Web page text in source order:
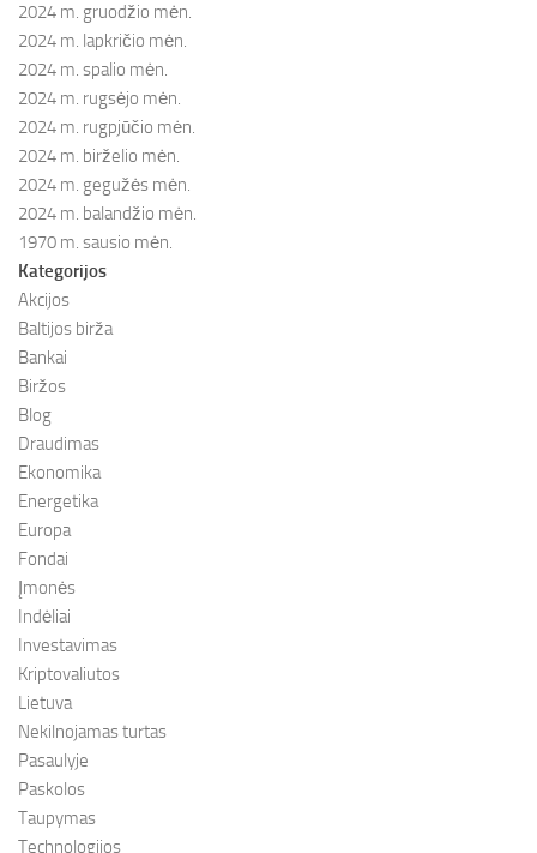
2024 m. gruodžio mėn.
2024 m. lapkričio mėn.
2024 m. spalio mėn.
2024 m. rugsėjo mėn.
2024 m. rugpjūčio mėn.
2024 m. birželio mėn.
2024 m. gegužės mėn.
2024 m. balandžio mėn.
1970 m. sausio mėn.
Kategorijos
Akcijos
Baltijos birža
Bankai
Biržos
Blog
Draudimas
Ekonomika
Energetika
Europa
Fondai
Įmonės
Indėliai
Investavimas
Kriptovaliutos
Lietuva
Nekilnojamas turtas
Pasaulyje
Paskolos
Taupymas
Technologijos